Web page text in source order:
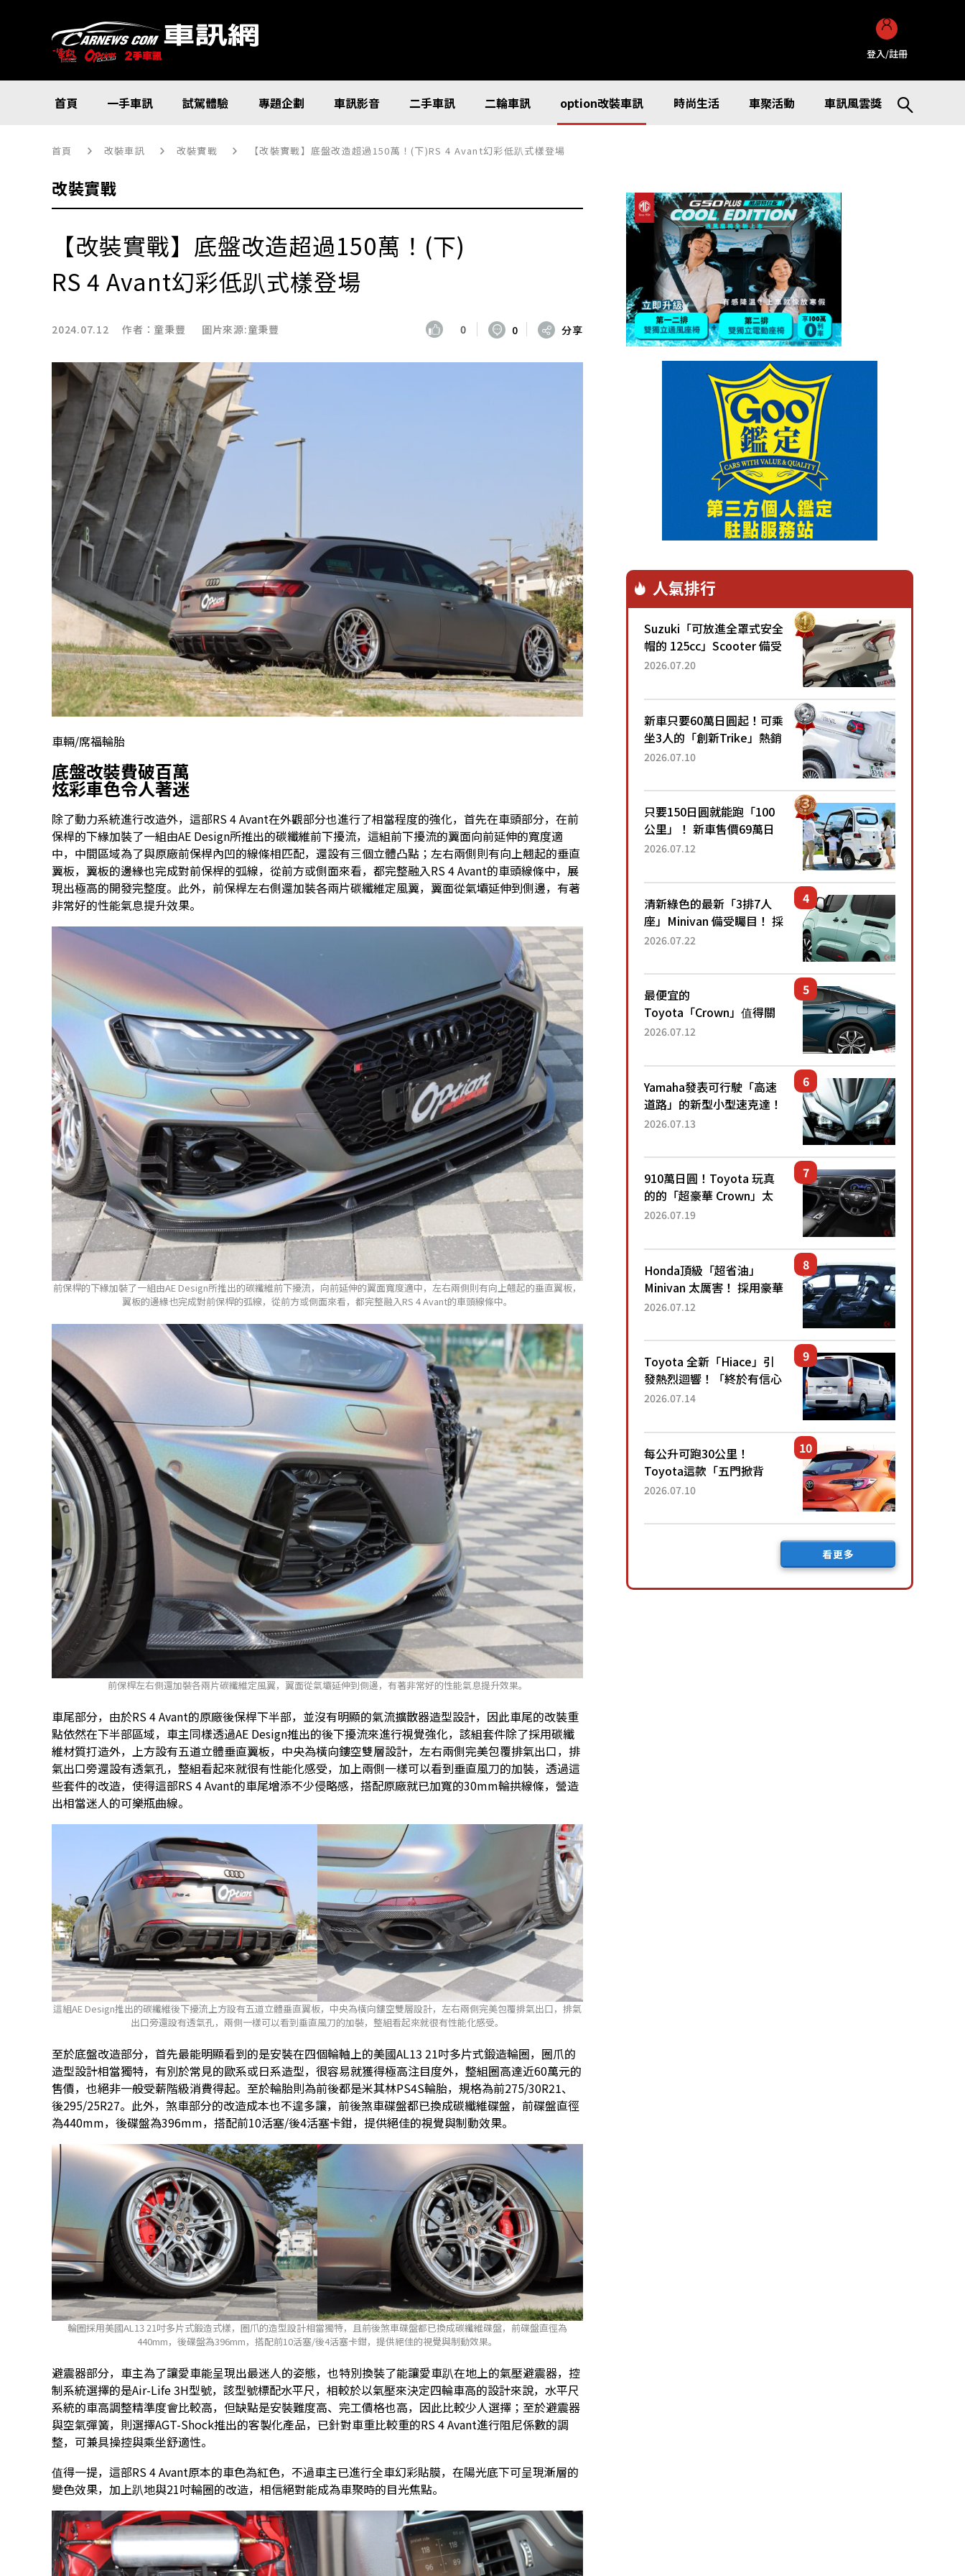
登入/註冊
首頁 一手車訊 試駕體驗 專題企劃 車訊影音 二手車訊 二輪車訊 option改裝車訊 時尚生活 車聚活動 車訊風雲獎
首頁 改裝車訊 改裝實戰 【改裝實戰】底盤改造超過150萬！(下)RS 4 Avant幻彩低趴式樣登場
改裝實戰
【改裝實戰】底盤改造超過150萬！(下)
RS 4 Avant幻彩低趴式樣登場
2024.07.12 作者： 童秉豐 圖片來源:童秉豐 0 0 分享
車輛/席福輪胎
底盤改裝費破百萬
炫彩車色令人著迷
除了動力系統進行改造外，這部RS 4 Avant在外觀部分也進行了相當程度的強化，首先在車頭部分，在前
保桿的下緣加裝了一組由AE Design所推出的碳纖維前下擾流，這組前下擾流的翼面向前延伸的寬度適
中，中間區域為了與原廠前保桿內凹的線條相匹配，還設有三個立體凸點；左右兩側則有向上翹起的垂直
翼板，翼板的邊緣也完成對前保桿的弧線，從前方或側面來看，都完整融入RS 4 Avant的車頭線條中，展
現出極高的開發完整度。此外，前保桿左右側還加裝各兩片碳纖維定風翼，翼面從氣壩延伸到側邊，有著
非常好的性能氣息提升效果。
前保桿的下緣加裝了一組由AE Design所推出的碳纖維前下擾流，向前延伸的翼面寬度適中，左右兩側則有向上翹起的垂直翼板，
翼板的邊緣也完成對前保桿的弧線，從前方或側面來看，都完整融入RS 4 Avant的車頭線條中。
前保桿左右側還加裝各兩片碳纖維定風翼，翼面從氣壩延伸到側邊，有著非常好的性能氣息提升效果。
車尾部分，由於RS 4 Avant的原廠後保桿下半部，並沒有明顯的氣流擴散器造型設計，因此車尾的改裝重
點依然在下半部區域，車主同樣透過AE Design推出的後下擾流來進行視覺強化，該組套件除了採用碳纖
維材質打造外，上方設有五道立體垂直翼板，中央為橫向鏤空雙層設計，左右兩側完美包覆排氣出口，排
氣出口旁還設有透氣孔，整組看起來就很有性能化感受，加上兩側一樣可以看到垂直風刀的加裝，透過這
些套件的改造，使得這部RS 4 Avant的車尾增添不少侵略感，搭配原廠就已加寬的30mm輪拱線條，營造
出相當迷人的可樂瓶曲線。
這組AE Design推出的碳纖維後下擾流上方設有五道立體垂直翼板，中央為橫向鏤空雙層設計，左右兩側完美包覆排氣出口，排氣
出口旁還設有透氣孔，兩側一樣可以看到垂直風刀的加裝，整組看起來就很有性能化感受。
至於底盤改造部分，首先最能明顯看到的是安裝在四個輪軸上的美國AL13 21吋多片式鍛造輪圈，圈爪的
造型設計相當獨特，有別於常見的歐系或日系造型，很容易就獲得極高注目度外，整組圈高達近60萬元的
售價，也絕非一般受薪階級消費得起。至於輪胎則為前後都是米其林PS4S輪胎，規格為前275/30R21、
後295/25R27。此外，煞車部分的改造成本也不遑多讓，前後煞車碟盤都已換成碳纖維碟盤，前碟盤直徑
為440mm，後碟盤為396mm，搭配前10活塞/後4活塞卡鉗，提供絕佳的視覺與制動效果。
輪圈採用美國AL13 21吋多片式鍛造式樣，圈爪的造型設計相當獨特，且前後煞車碟盤都已換成碳纖維碟盤，前碟盤直徑為
440mm，後碟盤為396mm，搭配前10活塞/後4活塞卡鉗，提供絕佳的視覺與制動效果。
避震器部分，車主為了讓愛車能呈現出最迷人的姿態，也特別換裝了能讓愛車趴在地上的氣壓避震器，控
制系統選擇的是Air-Life 3H型號，該型號標配水平尺，相較於以氣壓來決定四輪車高的設計來說，水平尺
系統的車高調整精準度會比較高，但缺點是安裝難度高、完工價格也高，因此比較少人選擇；至於避震器
與空氣彈簧，則選擇AGT-Shock推出的客製化產品，已針對車重比較重的RS 4 Avant進行阻尼係數的調
整，可兼具操控與乘坐舒適性。
值得一提，這部RS 4 Avant原本的車色為紅色，不過車主已進行全車幻彩貼膜，在陽光底下可呈現漸層的
變色效果，加上趴地與21吋輪圈的改造，相信絕對能成為車聚時的目光焦點。
人氣排行
Suzuki「可放進全罩式安全
帽的 125cc」Scooter 備受
矚目！採用全新流線設計與
已陸續開始出口的新款
「B...
2026.07.20
新車只要60萬日圓起！可乘
坐3人的「創新Trike」熱銷
大賣成為人氣車款！「養車
日圓就能跑100公里」「小
朋友坐得...
2026.07.10
只要150日圓就能跑「100
公里」！ 新車售價69萬日
圓的「3人座」Trike大受歡
為何能迅速熱賣？
2026.07.12
清新綠色的最新「3排7人
座」Minivan 備受矚目！ 採
用全長4.7公尺剛剛好的車
還推出467萬元日圓起的5
人座版...
2026.07.22
最便宜的
Toyota「Crown」值得關
注！ 搭載4WD、每公升
眼！ 配備豐富、超越售價
水準，堪稱高CP值代表的
「...
2026.07.12
Yamaha發表可行駛「高速
道路」的新型小型速克達！
搭載能享受超強勁「渦輪
高階「Super Sport」車款
相同的...
2026.07.13
910萬日圓！Toyota 玩真
的的「超豪華 Crown」太
厲害了！採用由「匠人技
運動化「底盤設定」！還配
備專屬豪華...
2026.07.19
Honda頂級「超省油」
Minivan 太厲害！ 採用豪華
「真皮座椅」與專屬「黑色
公里，兼具優異節能表現與
舒適「三...
2026.07.12
Toyota 全新「Hiace」引
發熱烈迴響！「終於有信心
下訂了！」「哪個等級交車
後竟然還要等「超過半年」
才能交車？...
2026.07.14
每公升可跑30公里！
Toyota這款「五門掀背
車」真的很厲害！ 擁有全
尺寸」，配備全面升級！
2026.07.10
看更多